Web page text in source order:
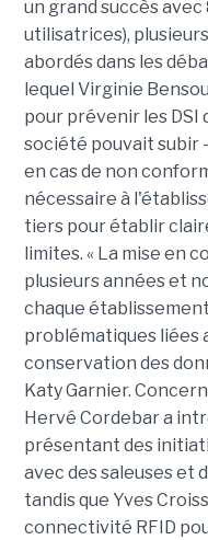
un grand succès
utilisatrices),
abordés dans les
lequel Virginie
pour prévenir les DSI
société pouvait subir
en cas de non
nécessaire à
tiers pour établir
limites. « La mise en
plusieurs années et
chaque
problématiques liées
conservation des
Katy Garnier.
Hervé Cordebar a
présentant des
avec des saleuses et
tandis que Yves
connectivité RFID